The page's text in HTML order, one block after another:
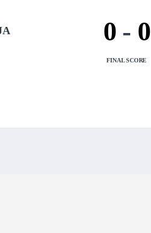
0 - 0
FINAL SCORE